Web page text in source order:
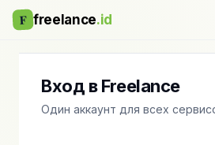
F freelance.id
Вход в Freelance
Один аккаунт для всех